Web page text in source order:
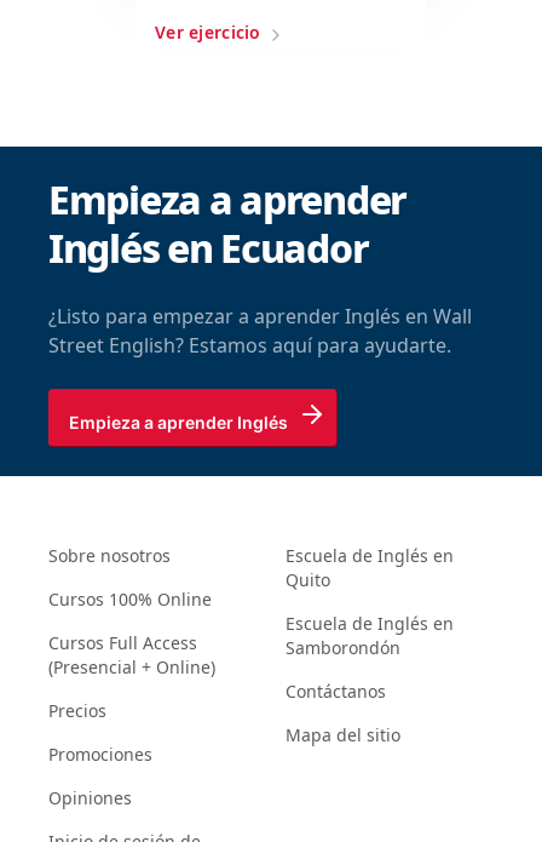
Ver ejercicio
Empieza a aprender
Inglés en Ecuador
¿Listo para empezar a aprender Inglés en Wall
Street English? Estamos aquí para ayudarte.
Empieza a aprender Inglés
Sobre nosotros
Cursos 100% Online
Cursos Full Access
(Presencial + Online)
Precios
Promociones
Opiniones
Escuela de Inglés en
Quito
Escuela de Inglés en
Samborondón
Contáctanos
Mapa del sitio